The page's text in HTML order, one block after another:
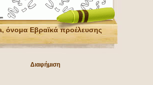
όνομα Εβραϊκά προέλευσης
Διαφήμιση